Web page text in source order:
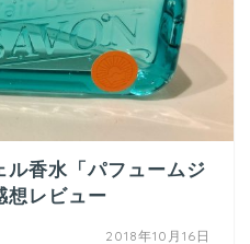
ル香水「パフュームジ
想レビュー
2018年10月16日